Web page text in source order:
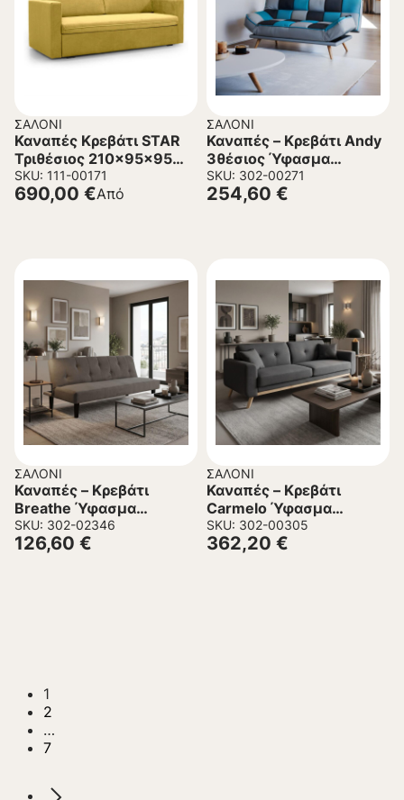
ΣΑΛΌΝΙ
Καναπές Κρεβάτι STAR
Τριθέσιος 210x95x95
εκ.
SKU: 111-00171
Από
690,00 €
ΣΑΛΌΝΙ
Καναπές – Kρεβάτι Andy
3θέσιος Ύφασμα
Πολύχρωμο 178x91x86
εκ.
SKU: 302-00271
254,60 €
ΣΑΛΌΝΙ
Καναπές – Kρεβάτι
Breathe Ύφασμα
Ανθρακί 167x77x73 εκ.
SKU: 302-02346
126,60 €
ΣΑΛΌΝΙ
Καναπές – Kρεβάτι
Carmelo Ύφασμα
Ανθρακί 214x80x86 εκ.
SKU: 302-00305
362,20 €
1
2
…
7